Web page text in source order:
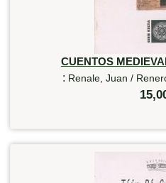
CUENTOS
: Renale, Juan /